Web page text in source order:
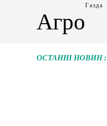
Агро
Газда
ОСТАННІ НОВИН :